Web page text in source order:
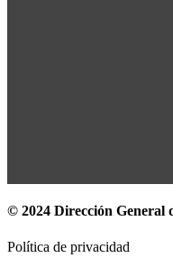
© 2024 Dirección General
Política de privacidad